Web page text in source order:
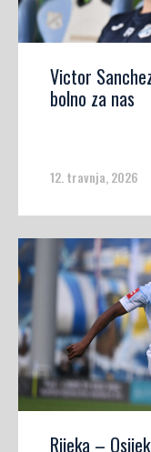
Victor
bolno za nas
12. travnja, 2026
Rijeka –